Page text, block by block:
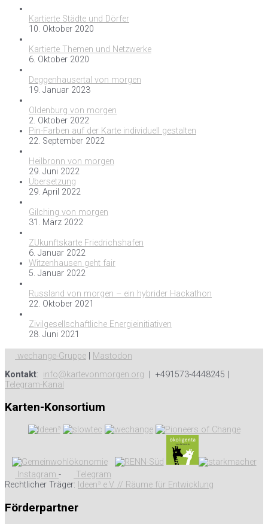
Kartierte Städte und Dörfer
10. Oktober 2020
Kartierte Themen und Netzwerke
6. Oktober 2020
Deggenhausertal von morgen
19. Januar 2023
Oldenburg von morgen
2. Oktober 2022
Pin-Farben auf der Karte individuell gestalten
22. September 2022
Heilbronn von morgen
29. Juni 2022
Übersetzung
29. April 2022
Gilching von morgen
31. März 2022
ZUkunftskarte Friedrichshafen
6. Januar 2022
Witzenhausen geht fair
5. Januar 2022
Russland von morgen – ein hybrider Hackathon
22. Oktober 2021
Zivilgesellschaftliche Energieinitiativen
28. Juni 2021
wechange-Gruppe
Mastodon
Kontakt: info@kartevonmorgen.org | +491573-4448245 |
Telegram-Kanal
Karten-Konsortium
Instagram -
Telegram
Rechtlicher Träger: Ideen³ e.V. // Räume für Entwicklung
Förderpartner